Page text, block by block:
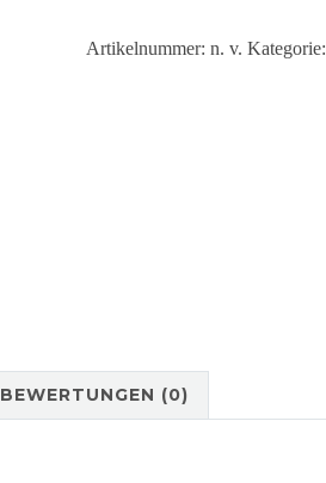
Artikelnummer:n. v.
BEWERTUNGEN (0)